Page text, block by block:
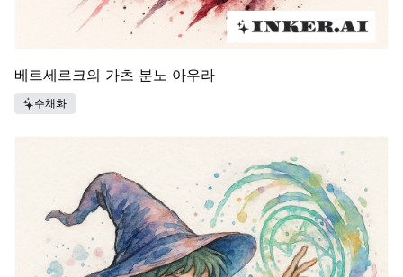
베르세르크의 가츠 분노 아우라
수채화